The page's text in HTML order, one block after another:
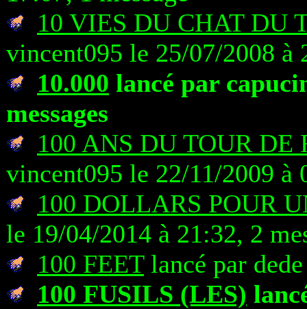
10 VIES DU CHAT DU
vincent095 le 25/07/2008 à
10.000 lancé par
messages
100 ANS DU TOUR DE
vincent095 le 22/11/2009 à
100 DOLLARS POUR
le 19/04/2014 à 21:32, 2
100 FEETlancé par
100 FUSILS (LES)